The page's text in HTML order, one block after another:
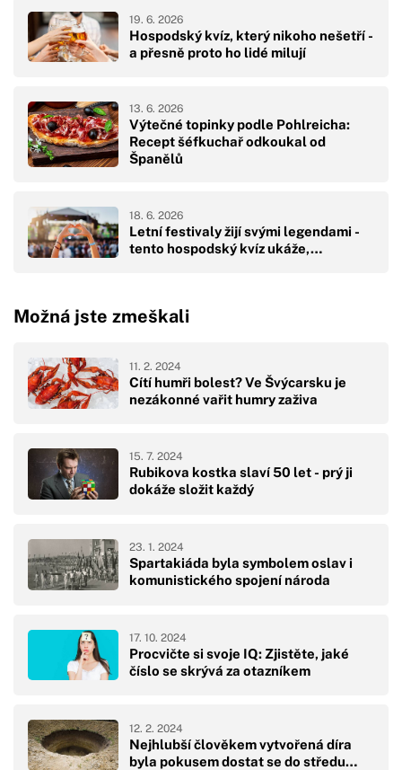
Hospodský kvíz, který nikoho nešetří -
a přesně proto ho lidé milují
19. 6. 2026
Výtečné topinky podle Pohlreicha:
Recept šéfkuchař odkoukal od
Španělů
13. 6. 2026
Letní festivaly žijí svými legendami -
tento hospodský kvíz ukáže,…
18. 6. 2026
Možná jste zmeškali
Cítí humři bolest? Ve Švýcarsku je
nezákonné vařit humry zaživa
11. 2. 2024
Rubikova kostka slaví 50 let - prý ji
dokáže složit každý
15. 7. 2024
Spartakiáda byla symbolem oslav i
komunistického spojení národa
23. 1. 2024
Procvičte si svoje IQ: Zjistěte, jaké
číslo se skrývá za otazníkem
17. 10. 2024
Nejhlubší člověkem vytvořená díra
byla pokusem dostat se do středu…
12. 2. 2024